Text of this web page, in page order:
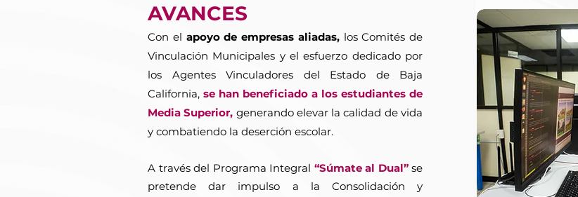
AVANCES
Con el apoyo de empresas aliadas,los Comités de
Vinculación Municipales y el esfuerzo dedicado por
los Agentes Vinculadores del Estado de Baja
California, se han beneficiado a los estudiantes de
Media Superior, generando elevar la calidad de vida
y combatiendo la deserción escolar.
A través del Programa Integral “Súmate al Dual”se
pretende dar impulso a la Consolidación y